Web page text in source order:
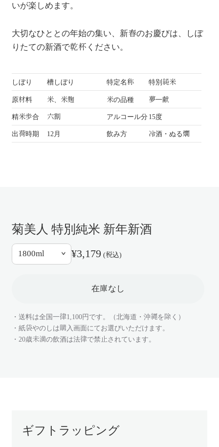
いが楽しめます。
大切なひととの年始の集い、新春のお慶びは、しぼ
りたての新酒で乾杯ください。
しぼり 槽しぼり
原材料 米、米麹
精米歩合 六割
出荷時期 12月
特定名称 特別純米
米の品種 夢一献
アルコール分15度
飲み方 冷酒・ぬる燗
菊美人 特別純米 新年新酒
¥3,179 (税込)
在庫なし
・送料は全国一律1,100円です。（北海道・沖縄を除く）
・紙袋やのしは購入画面にてお選びいただけます。
・20歳未満の飲酒は法律で禁止されています。
ギフトラッピング